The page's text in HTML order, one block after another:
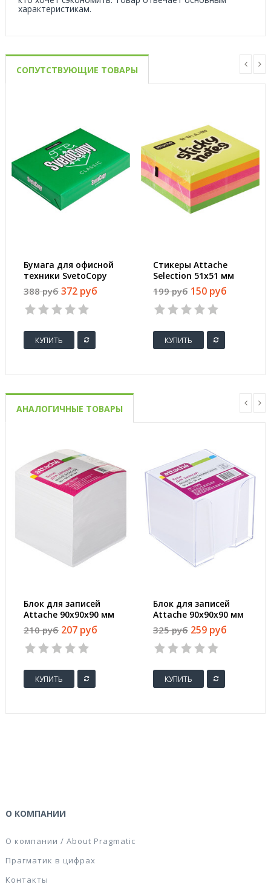
характеристикам.
СОПУТСТВУЮЩИЕ ТОВАРЫ
Бумага для офисной
техники SvetoCopy
(A4, марка C, 80 г/
кв.м, 500 листов)
388 руб 372 руб
КУПИТЬ
Стикеры Attache
Selection 51х51 мм
неоновые 5 цветов
(1 блок, 250 листов)
199 руб 150 руб
КУПИТЬ
АНАЛОГИЧНЫЕ ТОВАРЫ
Блок для записей
Attache 90x90x90 мм
белый (плотность
80-100 г/кв.м)
210 руб 207 руб
КУПИТЬ
Блок для записей
Attache 90x90x90 мм
белый в боксе
(плотность 80 г/кв.м,
белизна 90
325 руб 259 руб
КУПИТЬ
О КОМПАНИИ
О компании / About Pragmatic
Прагматик в цифрах
Контакты